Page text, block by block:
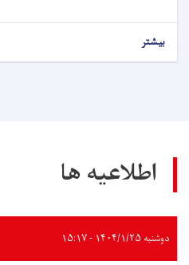
بیشتر
اطلاعیه ها
دوشنبه ۱۴۰۴/۱/۲۵ - ۱۵:۱۷